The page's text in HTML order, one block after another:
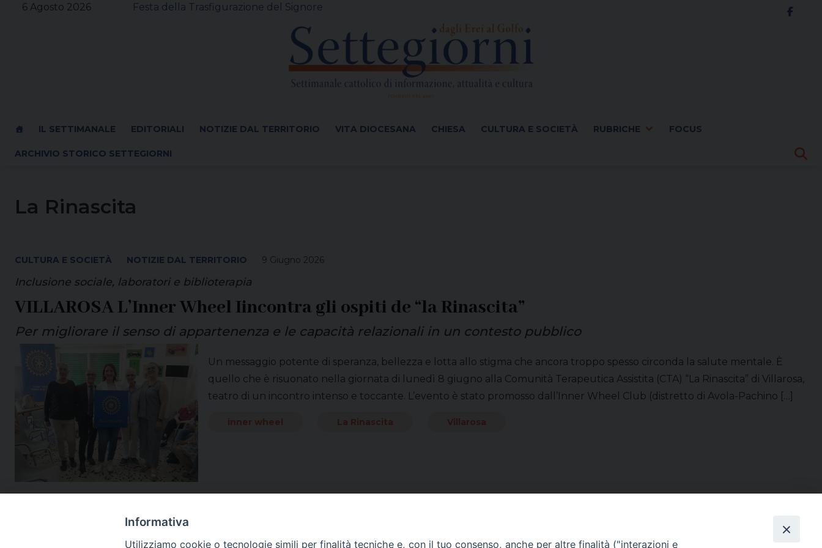
6 Agosto 2026 Festa della Trasfigurazione del Signore
IL SETTIMANALE EDITORIALI NOTIZIE DAL TERRITORIO VITA DIOCESANA CHIESA CULTURA E SOCIETÀ RUBRICHE FOCUS
ARCHIVIO STORICO SETTEGIORNI
La Rinascita
9 Giugno 2026
CULTURA E SOCIETÀ NOTIZIE DAL TERRITORIO
Inclusione sociale, laboratori e biblioterapia
VILLAROSA L’Inner Wheel Iincontra gli ospiti de “la Rinascita”
Per migliorare il senso di appartenenza e le capacità relazionali in un contesto pubblico
Un messaggio potente di speranza, bellezza e lotta allo stigma che ancora troppo spesso circonda la salute mentale. È
quello che è risuonato nella giornata di lunedì 8 giugno alla Comunità Terapeutica Assistita (CTA) “La Rinascita” di Villarosa,
teatro di un incontro intenso e toccante. L’evento è stato promosso dall’Inner Wheel Club (distretto di Avola-Pachino […]
inner wheel La Rinascita Villarosa
Informativa
Utilizziamo cookie o tecnologie simili per finalità tecniche e, con il tuo consenso, anche per altre finalità ("interazioni e